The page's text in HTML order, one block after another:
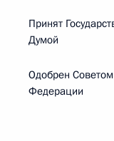
Принят
Думой 7
Одобрен Советом